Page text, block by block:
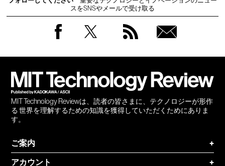
スをSNSやメールで受け取る
MIT Technology Reviewは、読者の皆さまに、テクノロジーが形作
る 世界を理解するための知識を獲得していただくためにありま
す。
ご案内
+
アカウント
+